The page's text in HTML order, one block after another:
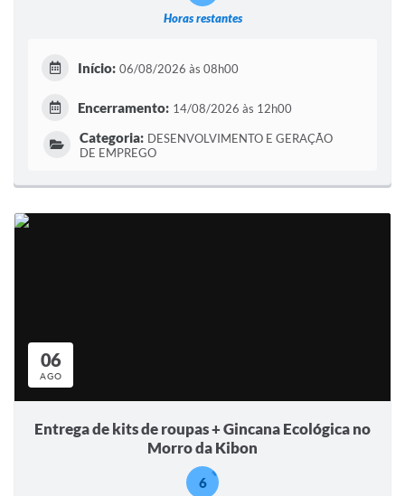
Horas restantes
Início: 06/08/2026 às 08h00
Encerramento: 14/08/2026 às 12h00
Categoria: DESENVOLVIMENTO E GERAÇÃO
DE EMPREGO
06
AGO
Entrega de kits de roupas + Gincana Ecológica no
Morro da Kibon
6